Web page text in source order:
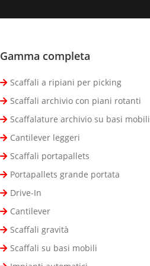
Gamma completa
Scaffali a ripiani per picking
Scaffali archivio con piani rotanti
Scaffalature archivio su basi mobili
Cantilever leggeri
Scaffali portapallets
Portapallets grande portata
Drive-In
Cantilever
Scaffali gravità
Scaffali su basi mobili